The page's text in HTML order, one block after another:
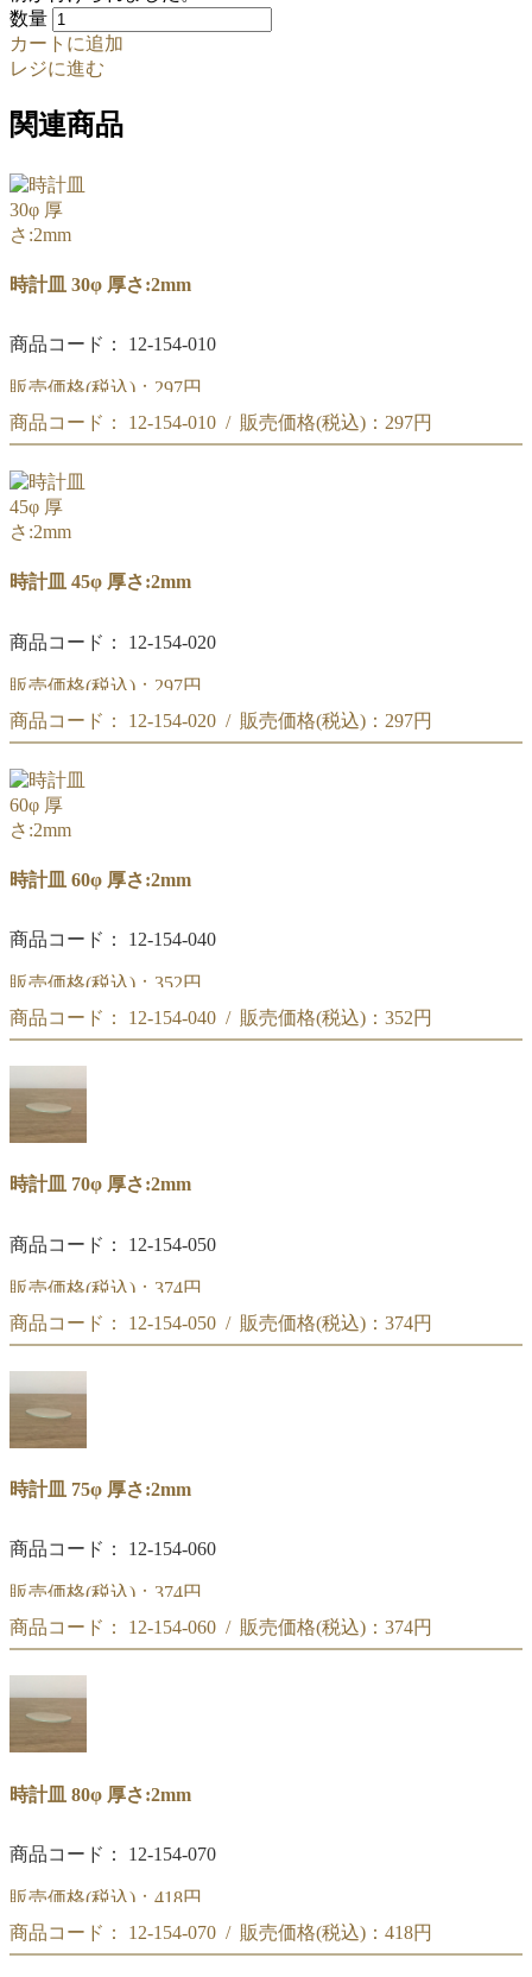
数量
カートに追加
レジに進む
関連商品
時計皿 30φ 厚さ:2mm
商品コード： 12-154-010
販売価格(税込)： 297円
時計皿 30φ
商品コード： 12-154-010 / 販売価格(税込)： 297円
時計皿 30φ
時計皿 45φ 厚さ:2mm
商品コード： 12-154-020
販売価格(税込)： 297円
時計皿 45φ
商品コード： 12-154-020 / 販売価格(税込)： 297円
時計皿 45φ
時計皿 60φ 厚さ:2mm
商品コード： 12-154-040
販売価格(税込)： 352円
時計皿 60φ
商品コード： 12-154-040 / 販売価格(税込)： 352円
時計皿 60φ
時計皿 70φ 厚さ:2mm
商品コード： 12-154-050
販売価格(税込)： 374円
時計皿 70φ
商品コード： 12-154-050 / 販売価格(税込)： 374円
時計皿 70φ
時計皿 75φ 厚さ:2mm
商品コード： 12-154-060
販売価格(税込)： 374円
時計皿 75φ
商品コード： 12-154-060 / 販売価格(税込)： 374円
時計皿 75φ
時計皿 80φ 厚さ:2mm
商品コード： 12-154-070
販売価格(税込)： 418円
時計皿 80φ
商品コード： 12-154-070 / 販売価格(税込)： 418円